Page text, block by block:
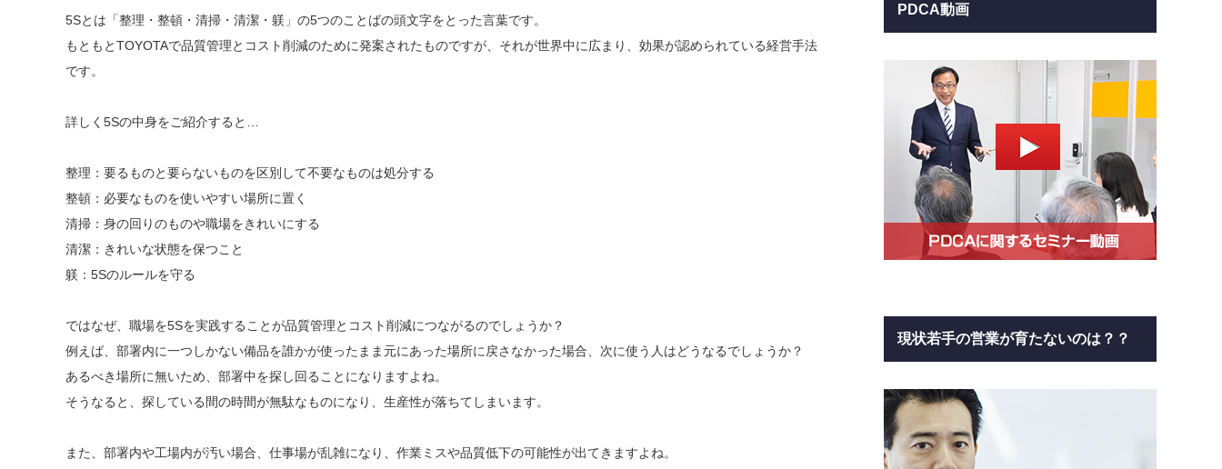
5Sとは「整理・整頓・清掃・清潔・躾」の5つのことばの頭文字をとった言葉です。
もともとTOYOTAで品質管理とコスト削減のために発案されたものですが、それが世界中に広まり、効果が認められている経営手法
です。
詳しく5Sの中身をご紹介すると…
整理：要るものと要らないものを区別して不要なものは処分する
整頓：必要なものを使いやすい場所に置く
清掃：身の回りのものや職場をきれいにする
清潔：きれいな状態を保つこと
躾：5Sのルールを守る
ではなぜ、職場を5Sを実践することが品質管理とコスト削減につながるのでしょうか？
例えば、部署内に一つしかない備品を誰かが使ったまま元にあった場所に戻さなかった場合、次に使う人はどうなるでしょうか？
あるべき場所に無いため、部署中を探し回ることになりますよね。
そうなると、探している間の時間が無駄なものになり、生産性が落ちてしまいます。
また、部署内や工場内が汚い場合、仕事場が乱雑になり、作業ミスや品質低下の可能性が出てきますよね。
PDCA動画
現状若手の営業が育たないのは？？